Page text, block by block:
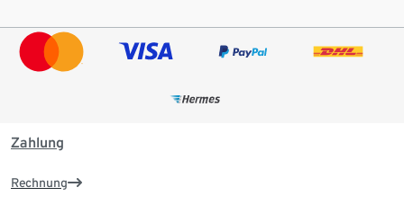
Zahlung
Rechnung